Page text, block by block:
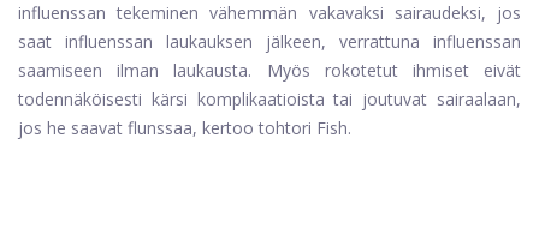
influenssan tekeminen vähemmän vakavaksi sairaudeksi, jos
saat influenssan laukauksen jälkeen, verrattuna influenssan
saamiseen ilman laukausta. Myös rokotetut ihmiset eivät
todennäköisesti kärsi komplikaatioista tai joutuvat sairaalaan,
jos he saavat flunssaa, kertoo tohtori Fish.